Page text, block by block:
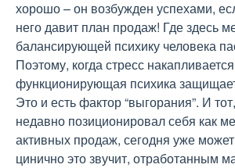
хорошо – он возбужден успехами,
него давит план продаж! Где здесь
балансирующей психику человека
Поэтому, когда стресс
функционирующая психика
Это и есть фактор “выгорания”. И
недавно позиционировал себя как
активных продаж, сегодня уже
цинично это звучит, отработанным